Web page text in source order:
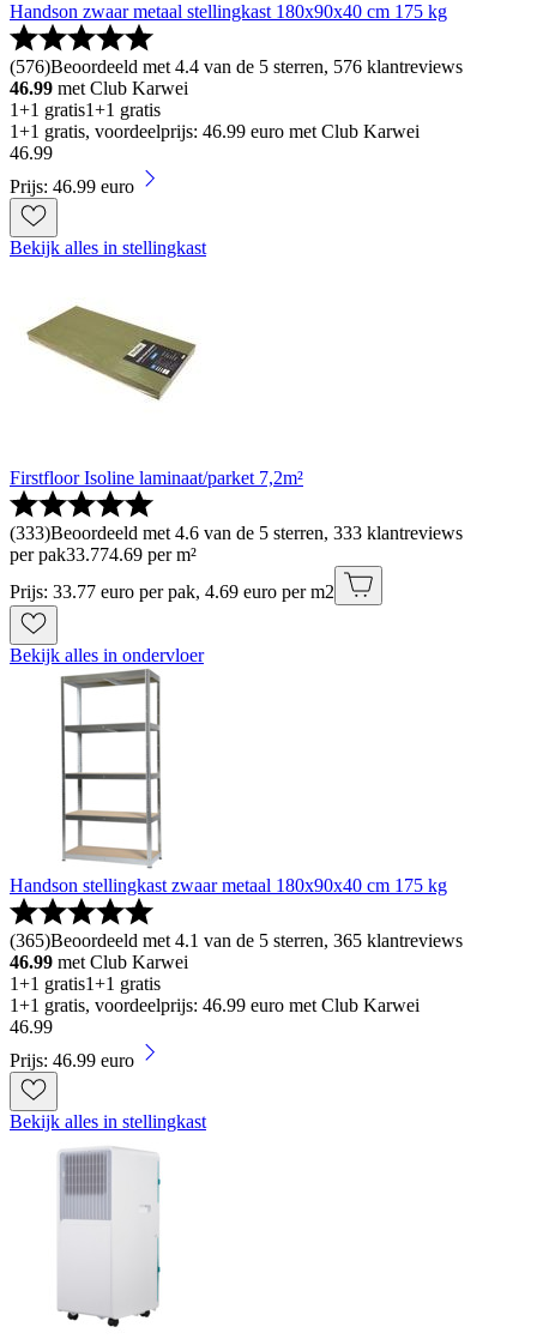
Handson zwaar metaal stellingkast 180x90x40 cm 175 kg
(576)Beoordeeld met 4.4 van de 5 sterren, 576 klantreviews
46.99 met Club Karwei
1+1 gratis1+1 gratis
1+1 gratis, voordeelprijs: 46.99 euro met Club Karwei
46.99
Prijs: 46.99 euro
Bekijk alles in stellingkast
Firstfloor Isoline laminaat/parket 7,2m²
(333)Beoordeeld met 4.6 van de 5 sterren, 333 klantreviews
per pak33.774.69 per m²
Prijs: 33.77 euro per pak, 4.69 euro per m2
Bekijk alles in ondervloer
Handson stellingkast zwaar metaal 180x90x40 cm 175 kg
(365)Beoordeeld met 4.1 van de 5 sterren, 365 klantreviews
46.99 met Club Karwei
1+1 gratis1+1 gratis
1+1 gratis, voordeelprijs: 46.99 euro met Club Karwei
46.99
Prijs: 46.99 euro
Bekijk alles in stellingkast